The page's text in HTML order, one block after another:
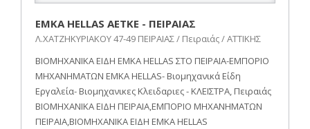
ΕΜΚΑ HELLAS ΑΕΤΚΕ - ΠΕΙΡΑΙΑΣ
Λ.ΧΑΤΖΗΚΥΡΙΑΚΟΥ 47-49 ΠΕΙΡΑΙΑΣ / Πειραιάς / ΑΤΤΙΚΗΣ
ΒΙΟΜΗΧΑΝΙΚΑ ΕΙΔΗ EMKA HELLAS ΣΤΟ ΠΕΙΡΑΙΑ-ΕΜΠΟΡΙΟ
ΜΗΧΑΝΗΜΑΤΩΝ EMKA HELLAS- Βιομηχανικά Είδη
Εργαλεία- Βιομηχανικες Κλειδαριες - ΚΛΕΙΣΤΡΑ, Πειραιάς
ΒΙΟΜΗΧΑΝΙΚΑ ΕΙΔΗ ΠΕΙΡΑΙΑ,ΕΜΠΟΡΙΟ ΜΗΧΑΝΗΜΑΤΩΝ
ΠΕΙΡΑΙΑ,ΒΙΟΜΗΧΑΝΙΚΑ ΕΙΔΗ EMKA HELLAS